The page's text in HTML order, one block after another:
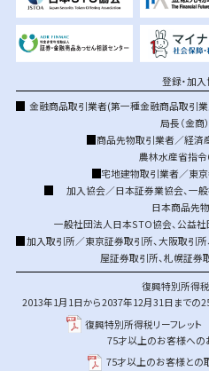
登録・加
金融商品取引業者(第一種金融商品取引
局長（金商
商品先物取引業者／経済
農林水産省指
宅地建物取引業者／東京
加入協会／日本証券業協会、 一
日本商品先
一般社団法人日本STO協会、 公益社
加入取引所／東京証券取引所、大阪取引所、
屋証券取引所、札幌証券
復興特別所得
2013年1月1日から2037年12月31日までの
復興特別所得税リーフレット
75才以上のお客様への
75才以上のお客様との